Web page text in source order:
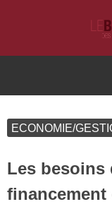
ECONOMIE/
Les besoins